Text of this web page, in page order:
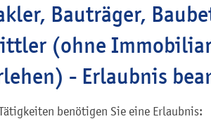
Bauträger,
(ohne
- Erlaubnis
benötigen Sie eine Erlaubnis: